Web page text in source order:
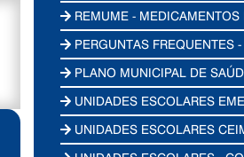
REMUME - MEDICAMENTOS
PERGUNTAS FREQUENTES
PLANO MUNICIPAL DE
UNIDADES ESCOLARES
UNIDADES ESCOLARES